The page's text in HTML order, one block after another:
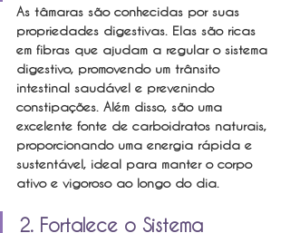
As tâmaras são conhecidas por suas
propriedades digestivas. Elas são ricas
em fibras que ajudam a regular o sistema
digestivo, promovendo um trânsito
intestinal saudável e prevenindo
constipações. Além disso, são uma
excelente fonte de carboidratos naturais,
proporcionando uma energia rápida e
sustentável, ideal para manter o corpo
ativo e vigoroso ao longo do dia.
2. Fortalece o Sistema